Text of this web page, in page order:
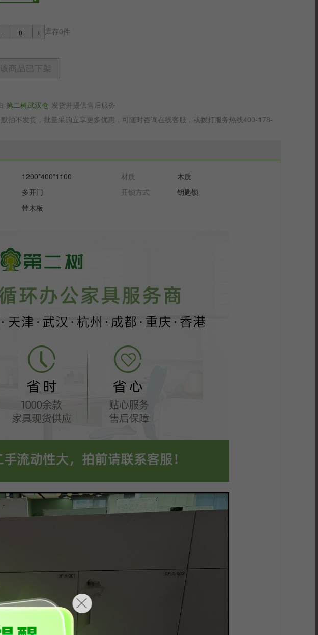
- + 库存0件
该商品已下架
第二树武汉仓 发货并提供售后服务
拍不发货，批量采购立享更多优惠，可随时咨询在线客服，或拨打服务热线400-178-
1200*400*1100 材质
木质
多开门 开锁方式
钥匙锁
带木板